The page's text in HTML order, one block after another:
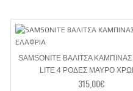
SAMSONITE ΒΑΛΙΤΣΑ ΚΑΜΠΙΝΑΣ
LITE 4 ΡΟΔΕΣ ΜΑΥΡΟ
315,00€